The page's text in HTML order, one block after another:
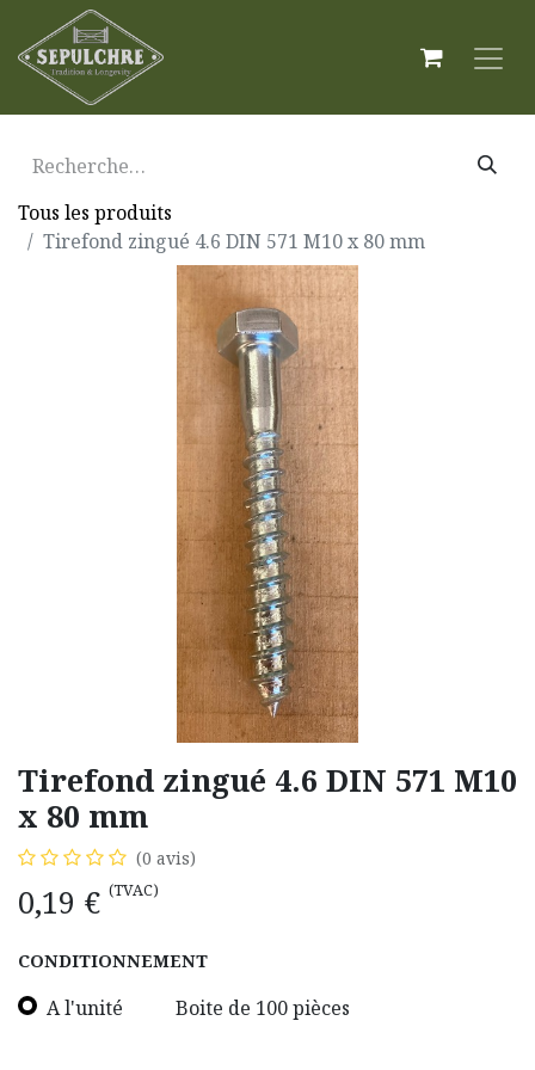
Tous les produits
Tirefond zingué 4.6 DIN 571 M10 x 80 mm
Tirefond zingué 4.6 DIN 571 M10
x 80 mm
(0 avis)
0,19 € (TVAC)
CONDITIONNEMENT
A l'unité Boite de 100 pièces